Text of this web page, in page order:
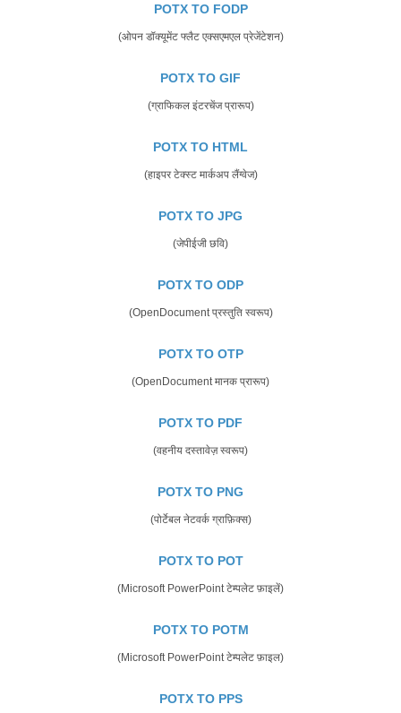
POTX TO FODP
(ओपन डॉक्यूमेंट फ्लैट एक्सएमएल प्रेजेंटेशन)
POTX TO GIF
(ग्राफिकल इंटरचेंज प्रारूप)
POTX TO HTML
(हाइपर टेक्स्ट मार्कअप लैंग्वेज)
POTX TO JPG
(जेपीईजी छवि)
POTX TO ODP
(OpenDocument प्रस्तुति स्वरूप)
POTX TO OTP
(OpenDocument मानक प्रारूप)
POTX TO PDF
(वहनीय दस्तावेज़ स्वरूप)
POTX TO PNG
(पोर्टेबल नेटवर्क ग्राफ़िक्स)
POTX TO POT
(Microsoft PowerPoint टेम्पलेट फ़ाइलें)
POTX TO POTM
(Microsoft PowerPoint टेम्पलेट फ़ाइल)
POTX TO PPS